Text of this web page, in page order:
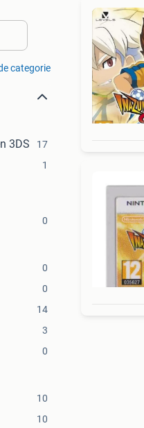
categorie
3DS
17
1
0
0
0
14
3
0
10
10